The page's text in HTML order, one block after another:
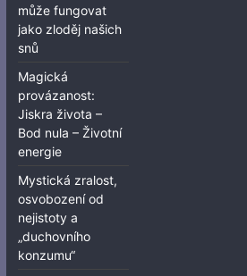
může fungovat
jako zloděj našich
snů
Magická
provázanost:
Jiskra života –
Bod nula – Životní
energie
Mystická zralost,
osvobození od
nejistoty a
„duchovního
konzumu“